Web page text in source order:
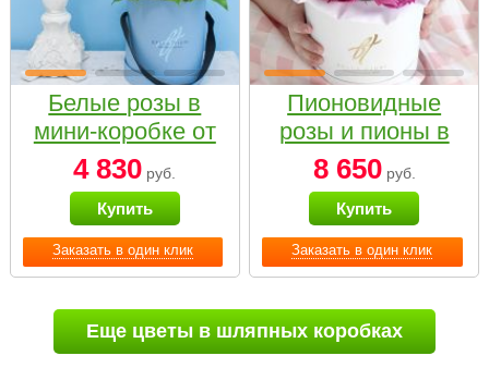
Заказать в один клик
Белые розы в
мини-коробке от
Bella Fiori
4 830 руб.
Купить
Заказать в один клик
Пионовидные
розы и пионы в
белой коробке
Small
8 650руб.
Купить
Еще цветы в шляпных коробках